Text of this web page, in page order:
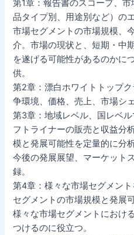
第1章：報告書のスコープ、
品タイプ別、用途別など）の
市場セグメントの市場規模、
介。市場の現状と、短期・中
を遂げる可能性があるのかに
供。
第2章：漂白ホワイトトップ
争環境、価格、売上、市場シ
第3章：地域レベル、国レベ
フトライナーの販売と収益分
模と発展可能性を定量的に分
今後の発展展望、マーケット
録。
第4章：様々な市場セグメン
セグメントの市場規模と発展
様々な市場セグメントにおけ
つけるのに役立つ。